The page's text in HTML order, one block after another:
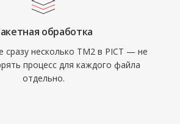
обработка
сразу несколько TM2 в PICT — не
процесс для каждого файла
отдельно.